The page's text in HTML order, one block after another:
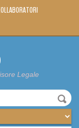
Legale